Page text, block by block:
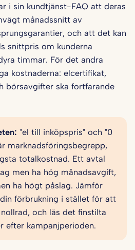
i sin kundtjänst-FAQ att deras
månadssnitt av
och att det kan
snittpris om kunderna
timmar. För det andra
kostnaderna: elcertifikat,
börsavgifter ska fortfarande
"el till inköpspris" och "0
marknadsföringsbegrepp,
totalkostnad. Ett avtal
men ha hög månadsavgift,
ha högt påslag. Jämför
förbrukning i stället för att
och läs det finstilta
efter kampanjperioden.